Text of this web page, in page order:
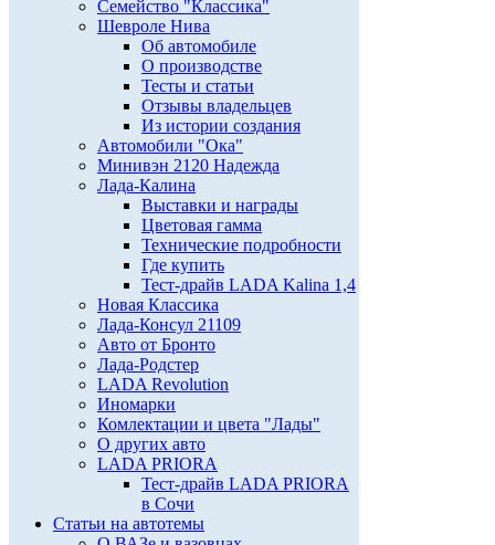
Семейство "Классика"
Шевроле Нива
Об автомобиле
О производстве
Тесты и статьи
Отзывы владельцев
Из истории создания
Автомобили "Ока"
Минивэн 2120 Надежда
Лада-Калина
Выставки и награды
Цветовая гамма
Технические подробности
Где купить
Тест-драйв LADA Kalina 1,4
Новая Классика
Лада-Консул 21109
Авто от Бронто
Лада-Родстер
LADA Revolution
Иномарки
Комлектации и цвета "Лады"
О других авто
LADA PRIORA
Тест-драйв LADA PRIORA
в Сочи
Статьи на автотемы